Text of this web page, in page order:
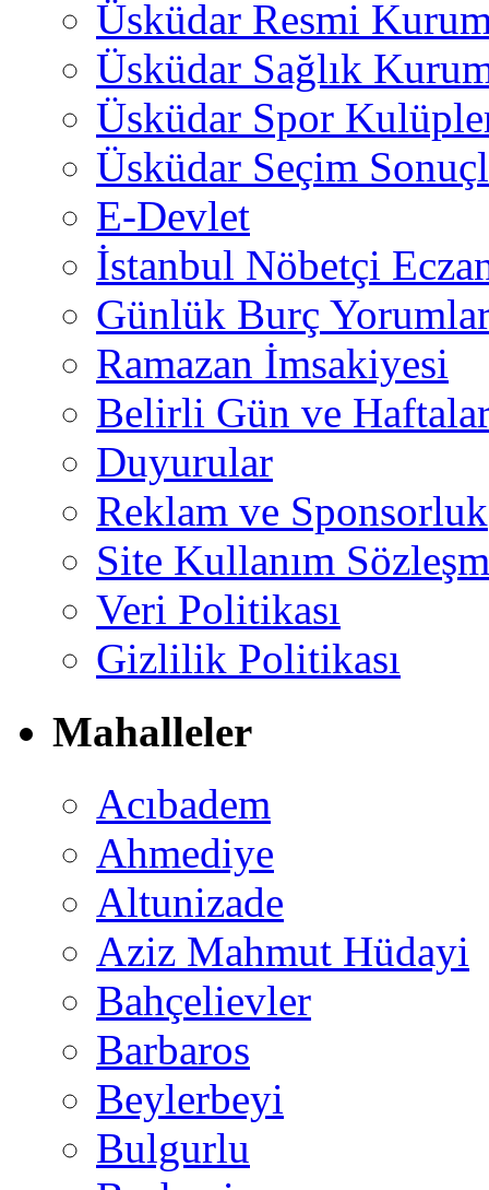
Üsküdar Resmi
Üsküdar Sağlık
Üsküdar Spor
Üsküdar Seçim
E-Devlet
İstanbul Nöbetçi
Günlük Burç
Ramazan İmsakiyesi
Belirli Gün ve
Duyurular
Reklam ve Sponsorluk
Site Kullanım
Veri Politikası
Gizlilik Politikası
Mahalleler
Acıbadem
Ahmediye
Altunizade
Aziz Mahmut Hüdayi
Bahçelievler
Barbaros
Beylerbeyi
Bulgurlu